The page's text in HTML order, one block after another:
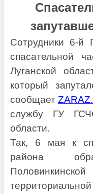
Сотрудники 6-й
спасательной
Луганской
который
сообщает
службу ГУ
области.
Так, 6 мая к
района